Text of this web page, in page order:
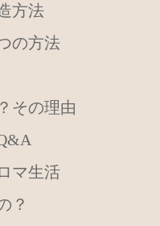
方法
の方法
その理由
マ生活
？